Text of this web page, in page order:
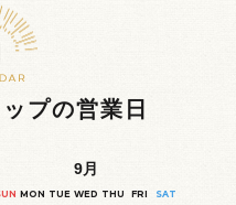
プの営業日
9月
MON TUE WED THU FRI SAT